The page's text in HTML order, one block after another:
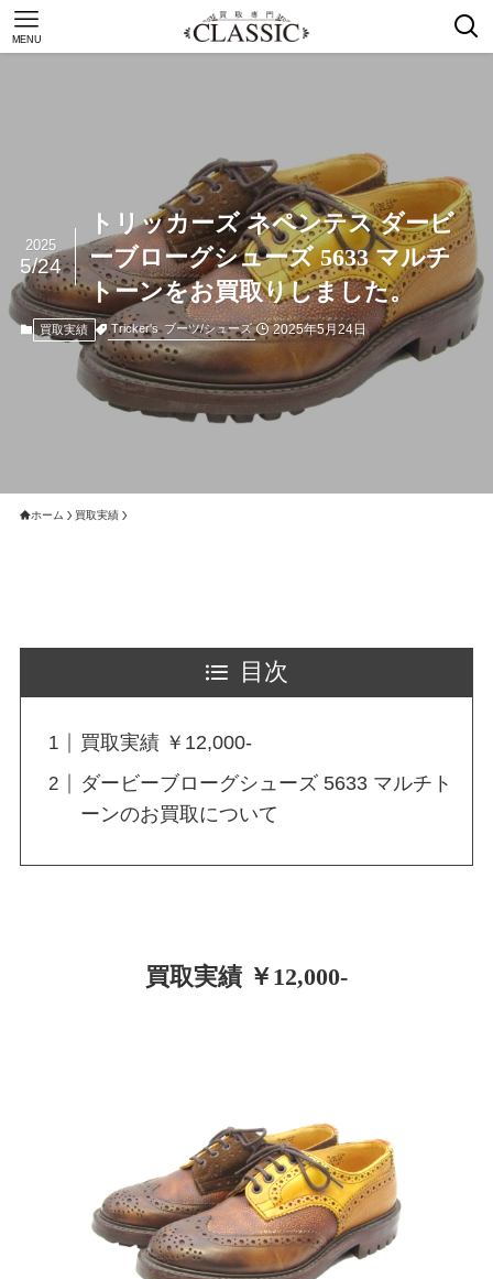
MENU
トリッカーズ ネペンテス ダービ
ーブローグシューズ 5633 マルチ
トーンをお買取りしました。
2025
5/24
買取実績 Tricker's ブーツ/シューズ 2025年5月24日
ホーム 買取実績
目次
買取実績 ￥12,000-
ダービーブローグシューズ 5633 マルチト
ーンのお買取について
買取実績 ￥12,000-